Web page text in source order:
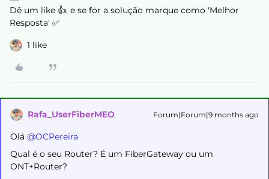
Dê um like 👍, e se for a solução marque como 'Melhor
Resposta' ✅
1 like
Rafa_UserFiberMEO Forum|Forum|9 months ago
Olá ​ @OCPereira
Qual é o seu Router? É um FiberGateway ou um
ONT+Router?